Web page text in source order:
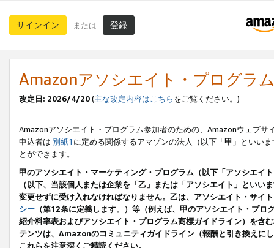
サインイン または 登録
Amazonアソシエイト・プログラ
改定日: 2026/4/20(主な改定内容はこちらをご覧ください。)
Amazonアソシエイト・プログラム参加者のための、Amazonウェブサ
申込者は 別紙1 に定める関係するアマゾンの法人（以下「甲 」といい
とができます。
甲のアソシエイト・マーケティング・プログラム（以下「アソシエイ
（以下、当該個人または企業を「乙」または「アソシエイト」とい
変更せずに受け入れなければなりません。乙は、アソシエイト・サイ
シー （第12条に定義します。）等（例えば、甲のアソシエイト・プ
紹介料率表およびアソシエイト・プログラム商標ガイドライン）を
テンツは、Amazonのコミュニティガイドライン（報酬と引き換えに
これらを注意深くご精読ください。